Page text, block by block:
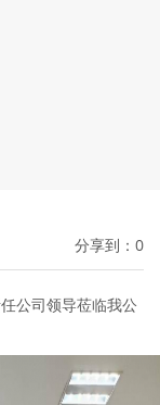
分享到： 0
公司领导莅临我公